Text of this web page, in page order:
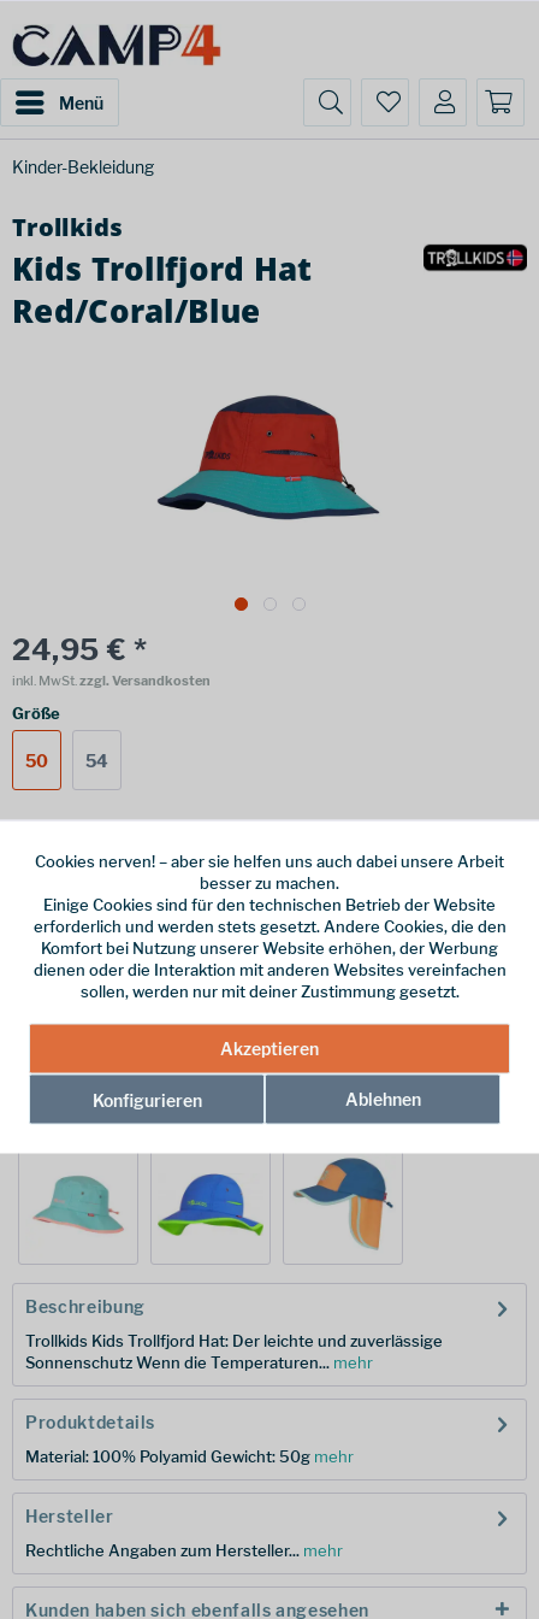
Menü
Kinder-Bekleidung
Trollkids
Kids Trollfjord Hat
Red/Coral/Blue
24,95 € *
inkl. MwSt.zzgl. Versandkosten
Größe
50 54
Online bestellen Ladenabholung
vorrätig | Lieferzeit 1-3 Werktage
In denWarenkorb
Hersteller-Nr.: 944-423-050
weitere Modelle:
Beschreibung
Trollkids Kids Trollfjord Hat: Der leichte und zuverlässige
Sonnenschutz Wenn die Temperaturen... mehr
Produktdetails
Material: 100% Polyamid Gewicht: 50g mehr
Hersteller
Rechtliche Angaben zum Hersteller... mehr
Kunden haben sich ebenfalls angesehen
Cookies nerven! – aber sie helfen uns auch dabei unsere Arbeit
besser zu machen.
Einige Cookies sind für den technischen Betrieb der Website
erforderlich und werden stets gesetzt. Andere Cookies, die den
Komfort bei Nutzung unserer Website erhöhen, der Werbung
dienen oder die Interaktion mit anderen Websites vereinfachen
sollen, werden nur mit deiner Zustimmung gesetzt.
Akzeptieren
Konfigurieren Ablehnen